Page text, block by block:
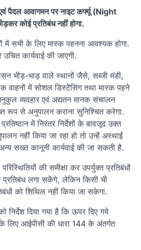
पैदल आवागमन पर नाइट कर्फ्यू (Night
कोई प्रतिबंध नहीं होगा.
में सभी के लिए मास्क पहनना आवश्यक होगा.
कार्यवाई की जाएगी.
भीड़-भाड़ वाले स्थानों जैसे, सब्जी मंडी,
वाहनों में सोशल डिस्टेंसिंग तथा मास्क पहने
व्यवहार एवं अद्यतन मानक संचालन
रूप से अनुपालन कराना सुनिश्चित करेगा.
में निरंतर निर्देशों के बावजूद उक्त
नहीं किया जा रहा हो तो उन्हें अस्थाई
सख्त कानूनी कार्यवाई की जा सकती है.
की समीक्षा कर उपर्युक्त प्रतिबंधों
लगा सकेंगे, लेकिन किसी भी
को शिथिल नहीं किया जा सकेगा.
निर्देश दिया गया है कि ऊपर दिए गये
लिए आईपीसी की धारा 144 के अंतर्गत